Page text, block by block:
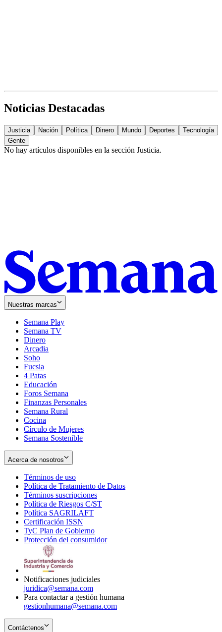
Noticias Destacadas
Justicia Nación Política Dinero Mundo Deportes
Tecnología
Gente
No hay artículos disponibles en la sección Justicia.
Nuestras marcas
Semana Play
Semana TV
Dinero
Arcadia
Soho
in
new
window
Fucsia
in
new
window
4 Patas
Educación
Foros Semana
Finanzas Personales
Semana Rural
Cocina
Círculo de Mujeres
Semana Sostenible
Acerca de nosotros
Términos de uso
in
new
window
Política de Tratamiento de Datos
Términos suscripciones
in
Política de Riesgos C/ST
Política SAGRILAFT
new
window
Certificación ISSN
in
new
TyC Plan de Gobierno
in
Protección del consumidorOpens
Notificaciones judiciales
juridica@semana.com
Para contactar a gestión humana
gestionhumana@semana.com
Contáctenos